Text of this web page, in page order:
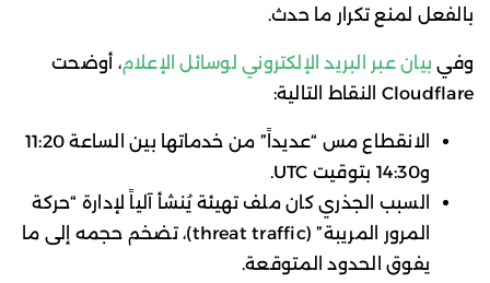
بالفعل لمنع تكرار ما حدث.
وفي بيان عبر البريد الإلكتروني لوسائل الإعلام، أوضحت
Cloudflare النقاط التالية:
الانقطاع مس “عديداً” من خدماتها بين الساعة 11:20
و14:30 بتوقيت UTC.
السبب الجذري كان ملف تهيئة يُنشأ آلياً لإدارة “حركة
المرور المريبة” (threat traffic)، تضخم حجمه إلى ما
يفوق الحدود المتوقعة.